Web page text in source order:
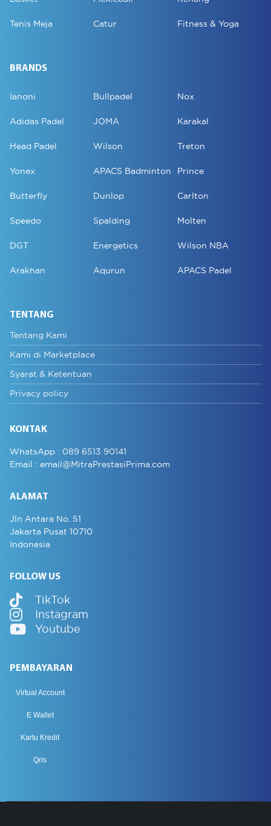
Tenis Meja Catur Fitness & Yoga
BRANDS
Ianoni Bullpadel Nox
Adidas Padel JOMA Karakal
Head Padel Wilson Treton
Yonex APACS Badminton Prince
Butterfly Dunlop Carlton
Speedo Spalding Molten
DGT Energetics Wilson NBA
Arakhan Aqurun APACS Padel
TENTANG
Tentang Kami
Kami di Marketplace
Syarat & Ketentuan
Privacy policy
KONTAK
WhatsApp : 089 6513 90141
Email : email@MitraPrestasiPrima.com
ALAMAT
Jln Antara No. 51
Jakarta Pusat 10710
Indonesia
FOLLOW US
TikTok
Instagram
Youtube
PEMBAYARAN
Virtual Account
E Wallet
Kartu Kredit
Qris